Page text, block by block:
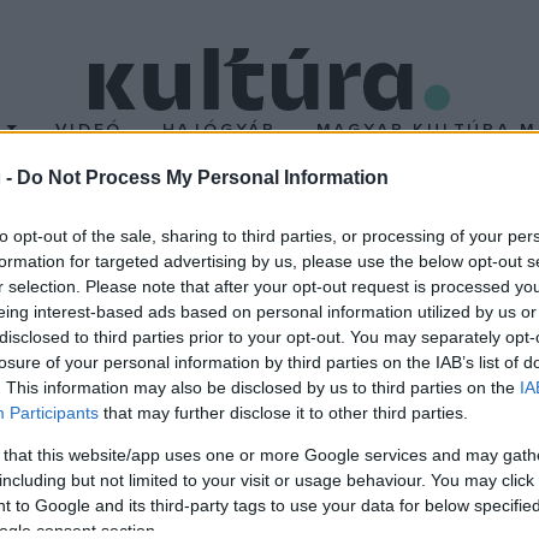
- Do Not Process My Personal Information
opt-out of the sale, sharing to third parties, or processing of your
for targeted advertising by us, please use the below opt-out
selection. Please note that after your opt-out request is processed
interest-based ads based on personal information utilized by us
to third parties prior to your opt-out. You may separately
of your personal information by third parties on the IAB’s list of
This information may also be disclosed by us to third parties on the
Participants that may further disclose it to other third parties.
that this website/app uses one or more Google services and may
but not limited to your visit or usage behaviour. You may
to Google and its third-party tags to use your data for below
consent section.
VIDEÓ HAJÓGYÁR MAGYAR KULTÚRA
kiállítás a Magyar
alkotóművészek és Mező Ferenc költő közös kiállítása május
festményei kinyithatóak, akárcsak egy könyv. Rózsa Miklós
kézírással fogalmazta meg a képek inspirálta verseit.